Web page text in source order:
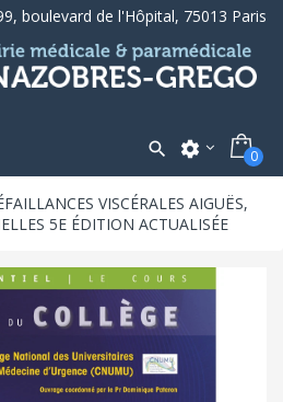
boulevard de l'Hôpital, 75013 Paris
 settings 0
VISCÉRALES AIGUËS,
5E ÉDITION ACTUALISÉE